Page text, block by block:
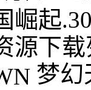
崛起
源下
梦幻